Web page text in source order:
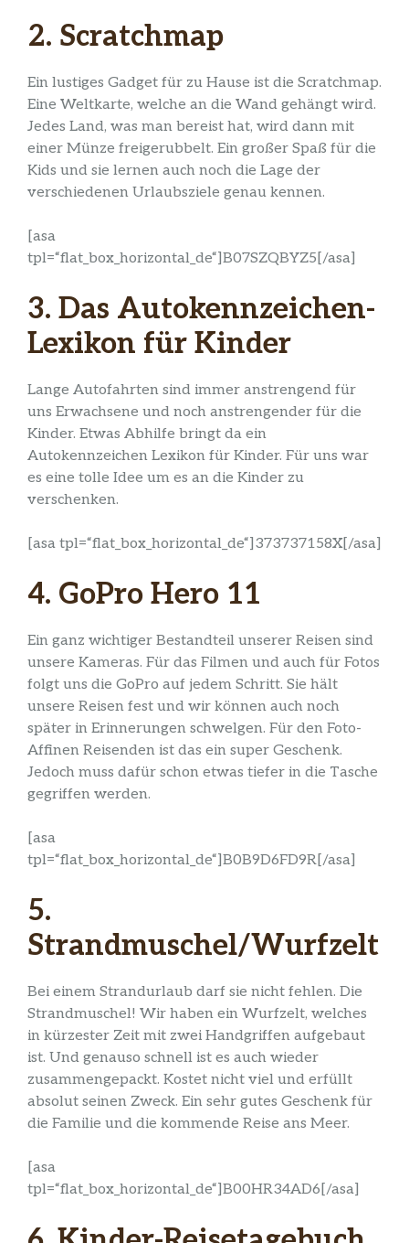
2. Scratchmap
Ein lustiges Gadget für zu Hause ist die Scratchmap.
Eine Weltkarte, welche an die Wand gehängt wird.
Jedes Land, was man bereist hat, wird dann mit
einer Münze freigerubbelt. Ein großer Spaß für die
Kids und sie lernen auch noch die Lage der
verschiedenen Urlaubsziele genau kennen.
[asa
tpl=“flat_box_horizontal_de“]B07SZQBYZ5[/asa]
3. Das Autokennzeichen-
Lexikon für Kinder
Lange Autofahrten sind immer anstrengend für
uns Erwachsene und noch anstrengender für die
Kinder. Etwas Abhilfe bringt da ein
Autokennzeichen Lexikon für Kinder. Für uns war
es eine tolle Idee um es an die Kinder zu
verschenken.
[asa tpl=“flat_box_horizontal_de“]373737158X[/asa]
4. GoPro Hero 11
Ein ganz wichtiger Bestandteil unserer Reisen sind
unsere Kameras. Für das Filmen und auch für Fotos
folgt uns die GoPro auf jedem Schritt. Sie hält
unsere Reisen fest und wir können auch noch
später in Erinnerungen schwelgen. Für den Foto-
Affinen Reisenden ist das ein super Geschenk.
Jedoch muss dafür schon etwas tiefer in die Tasche
gegriffen werden.
[asa
tpl=“flat_box_horizontal_de“]B0B9D6FD9R[/asa]
5.
Strandmuschel/Wurfzelt
Bei einem Strandurlaub darf sie nicht fehlen. Die
Strandmuschel! Wir haben ein Wurfzelt, welches
in kürzester Zeit mit zwei Handgriffen aufgebaut
ist. Und genauso schnell ist es auch wieder
zusammengepackt. Kostet nicht viel und erfüllt
absolut seinen Zweck. Ein sehr gutes Geschenk für
die Familie und die kommende Reise ans Meer.
[asa
tpl=“flat_box_horizontal_de“]B00HR34AD6[/asa]